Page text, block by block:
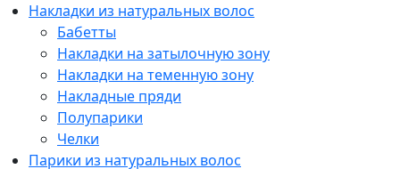
Накладки из натуральных волос
Бабетты
Накладки на затылочную зону
Накладки на теменную зону
Накладные пряди
Полупарики
Челки
Парики из натуральных волос